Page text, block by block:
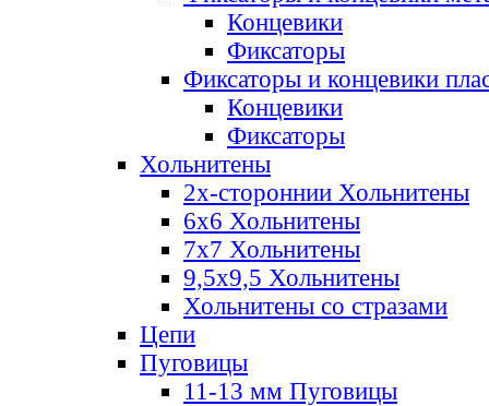
Концевики
Фиксаторы
Фиксаторы и концевики
Концевики
Фиксаторы
Хольнитены
2х-стороннии Хольнитены
6х6 Хольнитены
7х7 Хольнитены
9,5х9,5 Хольнитены
Хольнитены со стразами
Цепи
Пуговицы
11-13 мм Пуговицы